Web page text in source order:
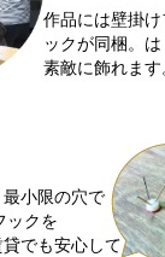
作品には壁掛
ックが同梱。
素敵に飾れます
小限の穴で
ックを
でも安心して